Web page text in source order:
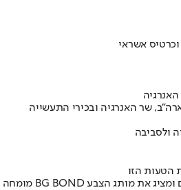
שר האנרגיה ובכירי התעשייה
ולסביבה
הטעות הזו